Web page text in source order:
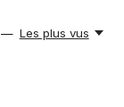
— Les plus vus